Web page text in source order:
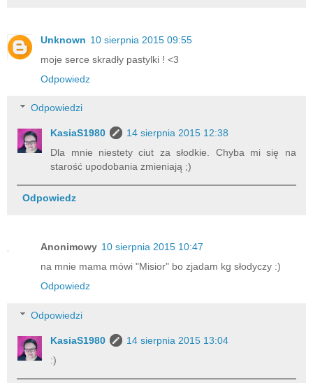
Unknown 10 sierpnia 2015 09:55
moje serce skradły pastylki ! <3
Odpowiedz
Odpowiedzi
KasiaS1980
14 sierpnia 2015 12:38
Dla mnie niestety ciut za słodkie. Chyba mi się na
starość upodobania zmieniają ;)
Odpowiedz
Anonimowy 10 sierpnia 2015 10:47
na mnie mama mówi "Misior" bo zjadam kg słodyczy :)
Odpowiedz
Odpowiedzi
KasiaS1980
14 sierpnia 2015 13:04
:)